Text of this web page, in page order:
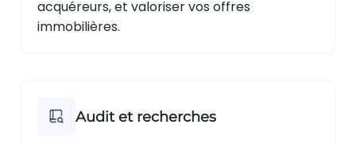
acquéreurs, et valoriser vos offres
immobilières.
Audit et recherches